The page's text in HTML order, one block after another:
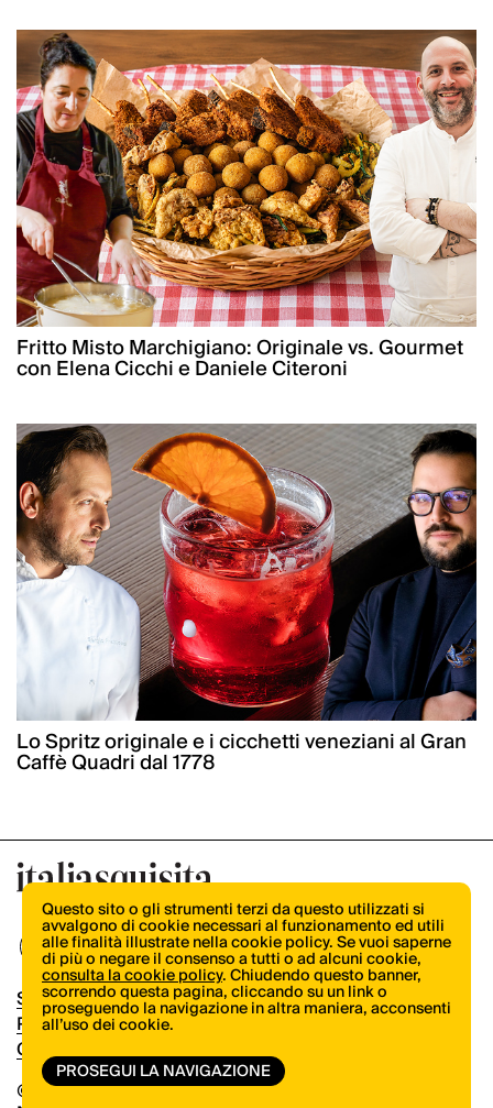
Fritto Misto Marchigiano: Originale vs. Gourmet
con Elena Cicchi e Daniele Citeroni
Lo Spritz originale e i cicchetti veneziani al Gran
Caffè Quadri dal 1778
© Copyright 2026.Vertical.it
Shop
Pubblicità
Contatti
Questo sito o gli strumenti terzi da questo utilizzati si
avvalgono di cookie necessari al funzionamento ed utili
alle finalità illustrate nella cookie policy. Se vuoi saperne
di più o negare il consenso a tutti o ad alcuni cookie,
consulta la cookie policy. Chiudendo questo banner,
scorrendo questa pagina, cliccando su un link o
proseguendo la navigazione in altra maniera, acconsenti
all’uso dei cookie.
PROSEGUI LA NAVIGAZIONE